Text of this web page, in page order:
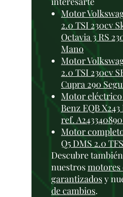
Motor
2.0 TSI 230cv
Octavia 3 RS
Mano
Motor
2.0 TSI 230cv
Cupra 290
Motor
Benz EQB
ref.
Motor completo
Q5 DMS 2.0
Descubre
nuestrosmotores
garantizadosy
de cambios.